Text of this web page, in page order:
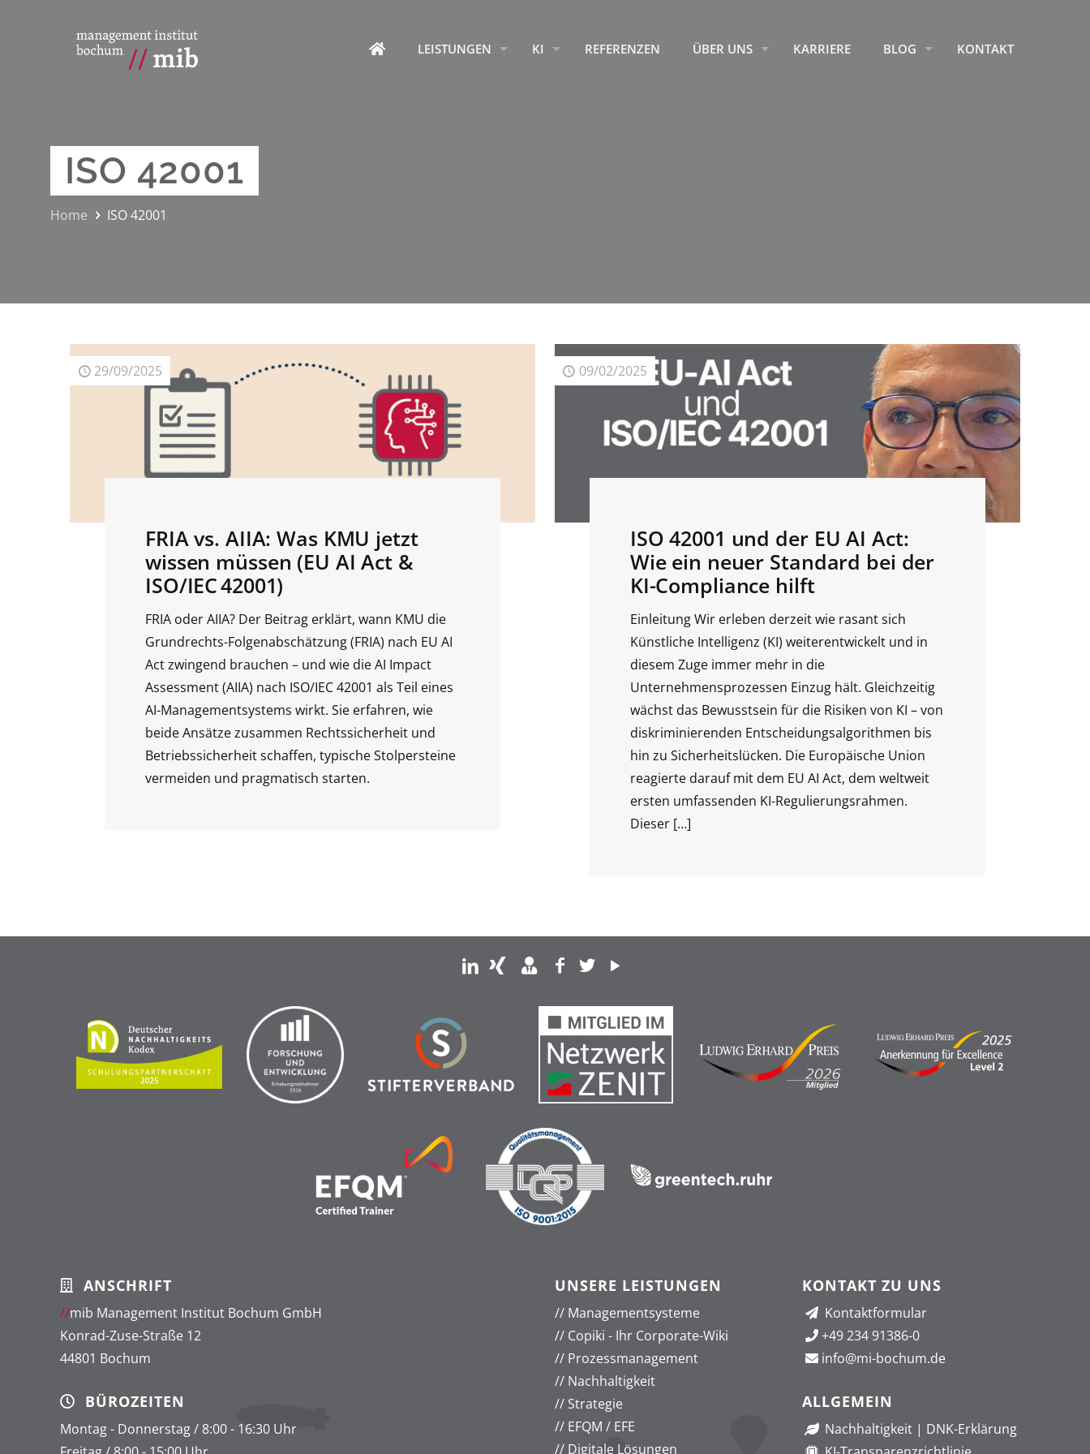
HOMELEISTUNGEN KI REFERENZEN ÜBER UNS KARRIERE BLOG KONTAKT
ISO 42001
Home ISO 42001
FRIA vs. AIIA: Was KMU jetzt
wissen müssen (EU AI Act &
ISO/IEC 42001)
FRIA oder AIIA? Der Beitrag erklärt, wann KMU die
Grundrechts-Folgenabschätzung (FRIA) nach EU AI
Act zwingend brauchen – und wie die AI Impact
Assessment (AIIA) nach ISO/IEC 42001 als Teil eines
AI-Managementsystems wirkt. Sie erfahren, wie
beide Ansätze zusammen Rechtssicherheit und
Betriebssicherheit schaffen, typische Stolpersteine
vermeiden und pragmatisch starten.
29/09/2025
ISO 42001 und der EU AI Act:
Wie ein neuer Standard bei der
KI-Compliance hilft
Einleitung Wir erleben derzeit wie rasant sich
Künstliche Intelligenz (KI) weiterentwickelt und in
diesem Zuge immer mehr in die
Unternehmensprozessen Einzug hält. Gleichzeitig
wächst das Bewusstsein für die Risiken von KI – von
diskriminierenden Entscheidungsalgorithmen bis
hin zu Sicherheitslücken. Die Europäische Union
reagierte darauf mit dem EU AI Act, dem weltweit
ersten umfassenden KI-Regulierungsrahmen.
Dieser[…]
09/02/2025
ANSCHRIFT
//mib Management Institut Bochum GmbH
Konrad-Zuse-Straße 12
44801 Bochum
BÜROZEITEN
Montag - Donnerstag / 8:00 - 16:30 Uhr
UNSERE LEISTUNGEN
// Managementsysteme
// Copiki - Ihr Corporate-Wiki
// Prozessmanagement
// Nachhaltigkeit
// Strategie
// EFQM / EFE
// Digitale Lösungen
KONTAKT ZU UNS
Kontaktformular
+49 234 91386-0
info@mi-bochum.de
ALLGEMEIN
Nachhaltigkeit | DNK-Erklärung